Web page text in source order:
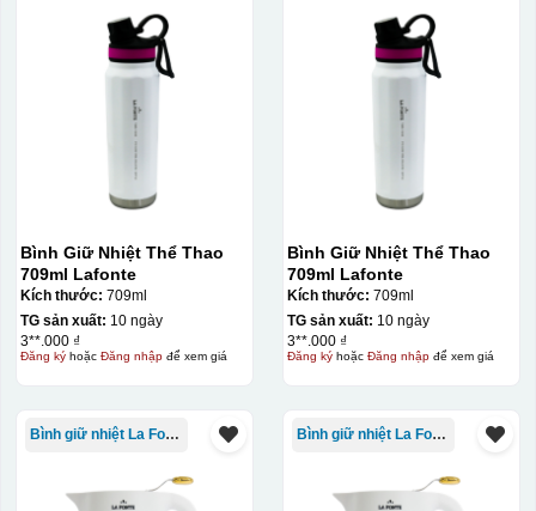
Bình Giữ Nhiệt Thể Thao
709ml Lafonte
Kích thước: 709ml
TG sản xuất: 10 ngày
3**.000 ₫
Đăng kýhoặc Đăng nhậpđể xem giá
Bình Giữ Nhiệt Thể Thao
709ml Lafonte
Kích thước: 709ml
TG sản xuất: 10 ngày
3**.000 ₫
Đăng kýhoặc Đăng nhậpđể xem giá
Bình giữ nhiệt La Fonte Bình giữ nhiệt La Fonte